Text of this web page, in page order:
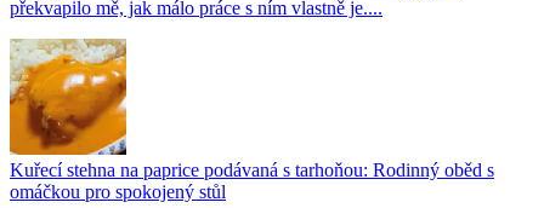
překvapilo mě, jak málo práce s ním vlastně je....
Kuřecí stehna na paprice podávaná s tarhoňou: Rodinný oběd s
omáčkou pro spokojený stůl